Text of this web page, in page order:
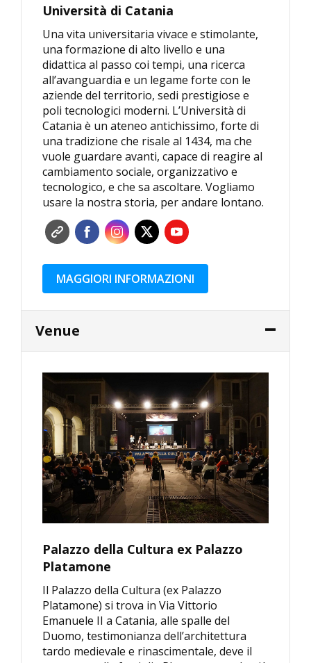
Università di Catania
Una vita universitaria vivace e stimolante,
una formazione di alto livello e una
didattica al passo coi tempi, una ricerca
all’avanguardia e un legame forte con le
aziende del territorio, sedi prestigiose e
poli tecnologici moderni. L’Università di
Catania è un ateneo antichissimo, forte di
una tradizione che risale al 1434, ma che
vuole guardare avanti, capace di reagire al
cambiamento sociale, organizzativo e
tecnologico, e che sa ascoltare. Vogliamo
usare la nostra storia, per andare lontano.
MAGGIORI INFORMAZIONI
Venue
Palazzo della Cultura ex Palazzo
Platamone
Il Palazzo della Cultura (ex Palazzo
Platamone) si trova in Via Vittorio
Emanuele II a Catania, alle spalle del
Duomo, testimonianza dell’architettura
tardo medievale e rinascimentale, deve il